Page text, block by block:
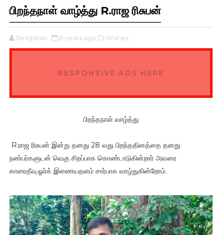
பிறந்தநாள் வாழ்த்து R.ராஜ ரிசுபன்
Jenigshan 8 years ago Wishes,
RESPONSIVE ADS HERE
பிறந்தநாள் வாழ்த்து
R.ராஜ ரிசுபன் இன்று தனது 28 வது பிறந்ததினத்தை தனது
நண்பர்களுடன் வெகு சிறப்பாக கொண்டாடுகின்றார் அவரை
காரைதீவு.ஓர்க் இணையதளம் சார்பாக வாழ்துகின்றோம்.